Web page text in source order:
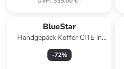
BlueStar
Handgepäck Koffer CITE in
Blau (26L)
-72%